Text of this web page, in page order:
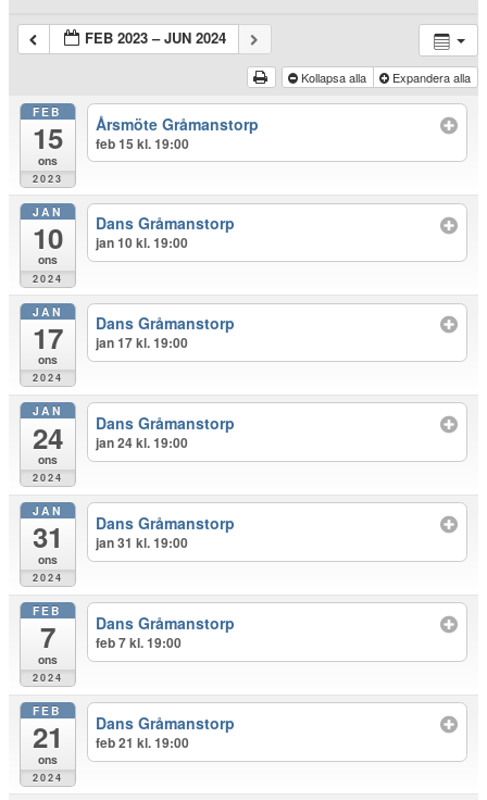
FEB 2023 – JUN 2024
Kollapsa alla Expandera alla
FEB
15
ons
2023
Årsmöte Gråmanstorp
feb 15 kl. 19:00
JAN
10
ons
2024
Dans Gråmanstorp
jan 10 kl. 19:00
JAN
17
ons
2024
Dans Gråmanstorp
jan 17 kl. 19:00
JAN
24
ons
2024
Dans Gråmanstorp
jan 24 kl. 19:00
JAN
31
ons
2024
Dans Gråmanstorp
jan 31 kl. 19:00
FEB
7
ons
2024
Dans Gråmanstorp
feb 7 kl. 19:00
FEB
21
ons
2024
Dans Gråmanstorp
feb 21 kl. 19:00